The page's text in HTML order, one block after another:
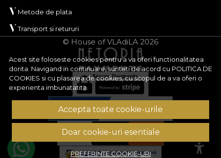
Acest site foloseste cookies pentru a va oferi functionalitatea
dorita. Navigand in continuare, sunteti de acord cu POLITICA DE
COOKIES si cu plasarea de cookies, cu scopul de a va oferi o
experienta imbunatatita.
Accepta toate cookie-urile
Doar cookie-uri esentiale
PREFERINTE COOKIE-URI
Metode de plata
Transport si retururi
© House of VLAdiLA 2026